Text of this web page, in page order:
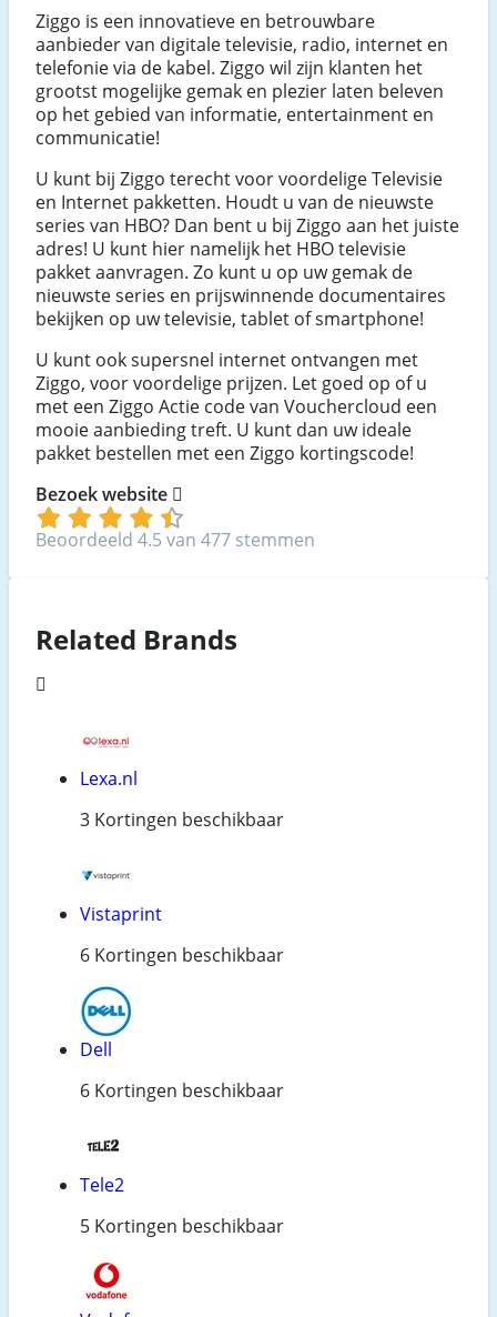
Ziggo is een innovatieve en betrouwbare
aanbieder van digitale televisie, radio, internet en
telefonie via de kabel. Ziggo wil zijn klanten het
grootst mogelijke gemak en plezier laten beleven
op het gebied van informatie, entertainment en
communicatie!
U kunt bij Ziggo terecht voor voordelige Televisie
en Internet pakketten. Houdt u van de nieuwste
series van HBO? Dan bent u bij Ziggo aan het juiste
adres! U kunt hier namelijk het HBO televisie
pakket aanvragen. Zo kunt u op uw gemak de
nieuwste series en prijswinnende documentaires
bekijken op uw televisie, tablet of smartphone!
U kunt ook supersnel internet ontvangen met
Ziggo, voor voordelige prijzen. Let goed op of u
met een Ziggo Actie code van Vouchercloud een
mooie aanbieding treft. U kunt dan uw ideale
pakket bestellen met een Ziggo kortingscode!
Bezoek website
Beoordeeld 4.5 van 477 stemmen
Related Brands
Lexa.nl
3 Kortingen beschikbaar
Vistaprint
6 Kortingen beschikbaar
Dell
6 Kortingen beschikbaar
Tele2
5 Kortingen beschikbaar